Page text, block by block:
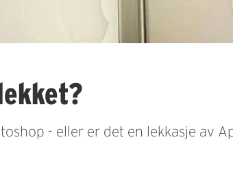
- eller er det en lekkasje av